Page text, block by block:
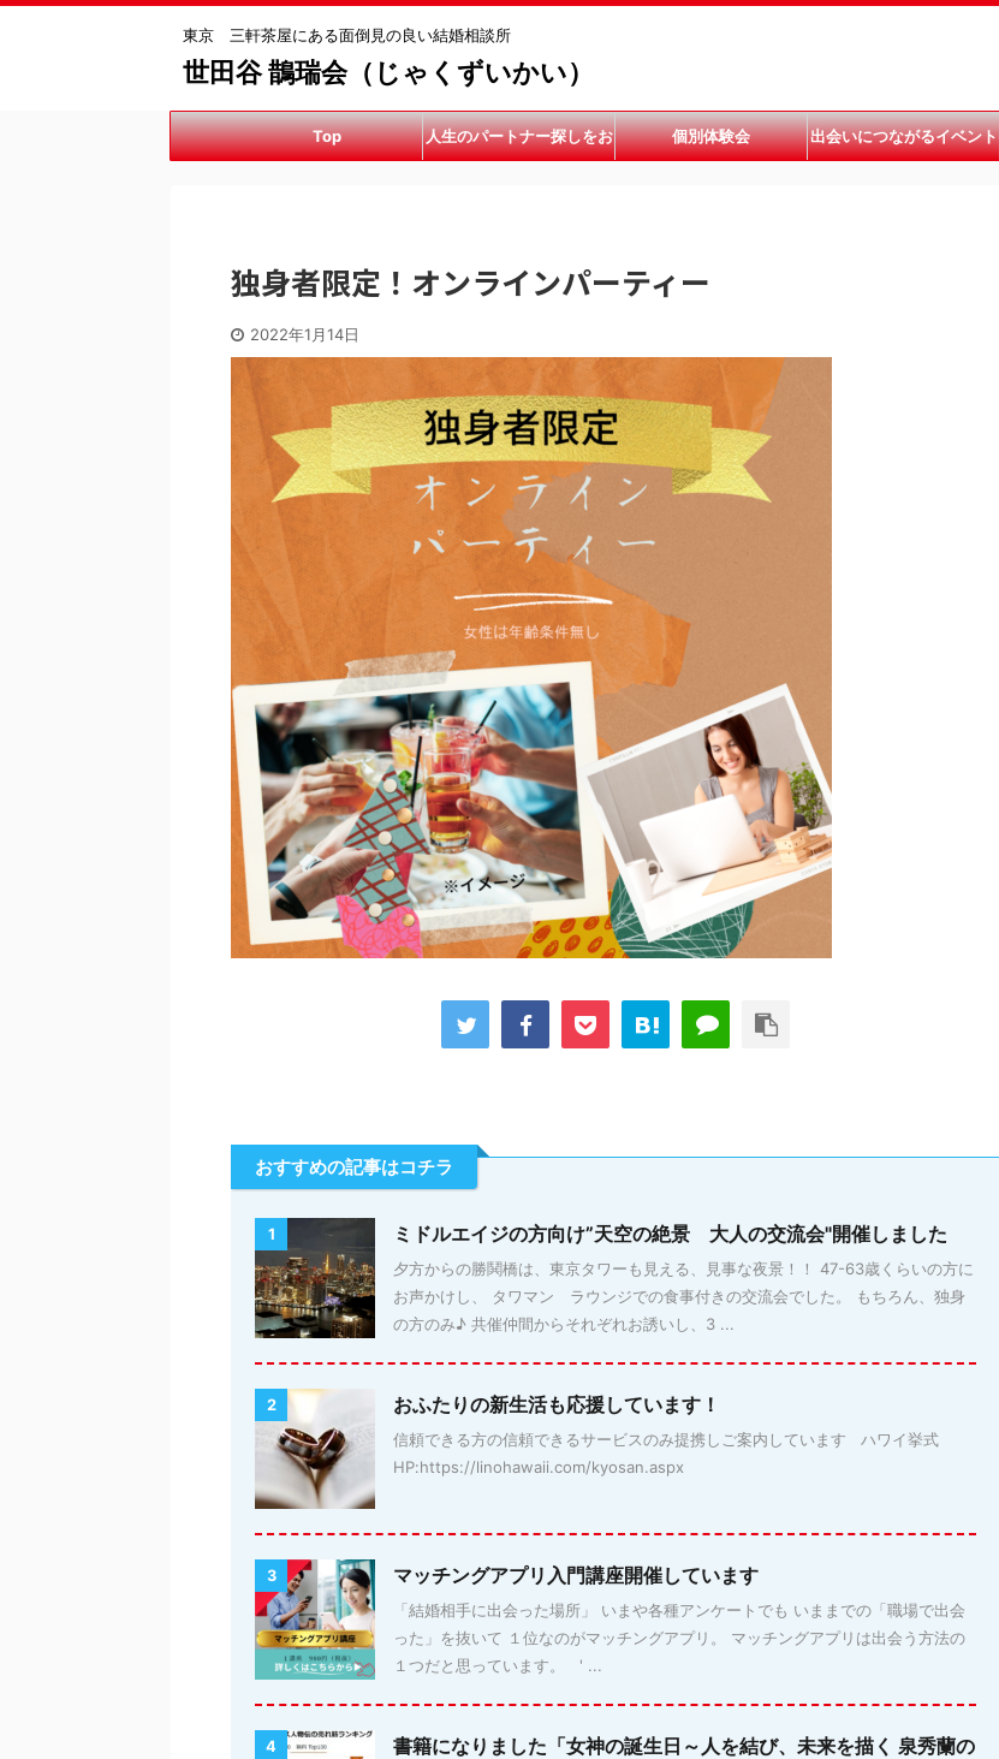
東京 三軒茶屋にある面倒見の良い結婚相談所
世田谷 鵲瑞会（じゃくずいかい）
Top 人生のパートナー探しをお 個別体験会 出会いにつながるイベント
独身者限定！オンラインパーティー
2022年1月14日
おすすめの記事はコチラ
1 ミドルエイジの方向け”天空の絶景 大人の交流会"開催しました
夕方からの勝鬨橋は、東京タワーも見える、見事な夜景！！ 47-63歳くらいの方に
お声かけし、 タワマン ラウンジでの食事付きの交流会でした。 もちろん、独身
の方のみ♪ 共催仲間からそれぞれお誘いし、3 ...
2 おふたりの新生活も応援しています！
信頼できる方の信頼できるサービスのみ提携しご案内しています ハワイ挙式
HP:https://linohawaii.com/kyosan.aspx
3 マッチングアプリ入門講座開催しています
「結婚相手に出会った場所」 いまや各種アンケートでも いままでの「職場で出会
った」を抜いて １位なのがマッチングアプリ。 マッチングアプリは出会う方法の
１つだと思っています。 ' ...
4
書籍になりました「女神の誕生日～人を結び、未来を描く 泉秀蘭の